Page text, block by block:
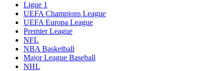
Ligue 1
UEFA Champions League
UEFA Europa League
Premier League
NFL
NBA Basketball
Major League Baseball
NHL